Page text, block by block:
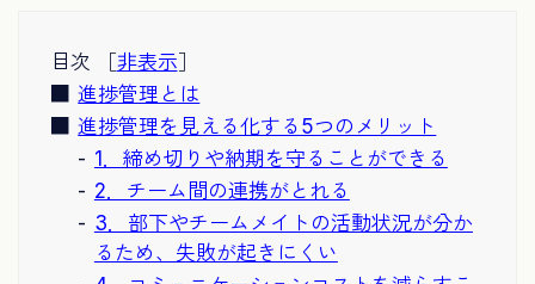
目次 ［非表示］
進捗管理とは
進捗管理を見える化する5つのメリット
1．締め切りや納期を守ることができる
2．チーム間の連携がとれる
3．部下やチームメイトの活動状況が分か
るため、失敗が起きにくい